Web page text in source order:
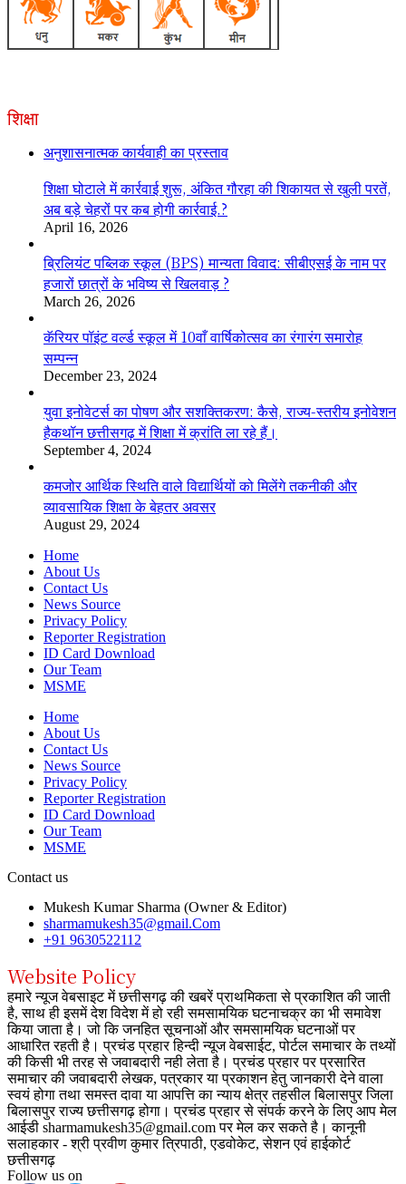
शिक्षा
अनुशासनात्मक कार्यवाही का प्रस्ताव
शिक्षा घोटाले में कार्रवाई शुरू, अंकित गौरहा की शिकायत से खुली परतें,
अब बड़े चेहरों पर कब होगी कार्रवाई.?
April 16, 2026
ब्रिलियंट पब्लिक स्कूल (BPS) मान्यता विवाद: सीबीएसई के नाम पर
हजारों छात्रों के भविष्य से खिलवाड़ ?
March 26, 2026
कॅरियर पॉइंट वर्ल्ड स्कूल में 10वाँ वार्षिकोत्सव का रंगारंग समारोह
सम्पन्न
December 23, 2024
युवा इनोवेटर्स का पोषण और सशक्तिकरण: कैसे, राज्य-स्तरीय इनोवेशन
हैकथॉन छत्तीसगढ़ में शिक्षा में क्रांति ला रहे हैं।
September 4, 2024
कमजोर आर्थिक स्थिति वाले विद्यार्थियों को मिलेंगे तकनीकी और
व्यावसायिक शिक्षा के बेहतर अवसर
August 29, 2024
Home
About Us
Contact Us
News Source
Privacy Policy
Reporter Registration
ID Card Download
Our Team
MSME
Home
About Us
Contact Us
News Source
Privacy Policy
Reporter Registration
ID Card Download
Our Team
MSME
Contact us
Mukesh Kumar Sharma (Owner & Editor)
sharmamukesh35@gmail.Com
+91 9630522112
Website Policy
हमारे न्यूज वेबसाइट में छत्तीसगढ़ की खबरें प्राथमिकता से प्रकाशित की जाती
है, साथ ही इसमें देश विदेश में हो रही समसामयिक घटनाचक्र का भी समावेश
किया जाता है। जो कि जनहित सूचनाओं और समसामयिक घटनाओं पर
आधारित रहती है। प्रचंड प्रहार हिन्दी न्यूज वेबसाईट, पोर्टल समाचार के तथ्यों
की किसी भी तरह से जवाबदारी नही लेता है। प्रचंड प्रहार पर प्रसारित
समाचार की जवाबदारी लेखक, पत्रकार या प्रकाशन हेतु जानकारी देने वाला
स्वयं होगा तथा समस्त दावा या आपत्ति का न्याय क्षेत्र तहसील बिलासपुर जिला
बिलासपुर राज्य छत्तीसगढ़ होगा। प्रचंड प्रहार से संपर्क करने के लिए आप मेल
आईडी sharmamukesh35@gmail.com पर मेल कर सकते है। कानूनी
सलाहकार - श्री प्रवीण कुमार त्रिपाठी, एडवोकेट, सेशन एवं हाईकोर्ट
छत्तीसगढ़
Follow us on